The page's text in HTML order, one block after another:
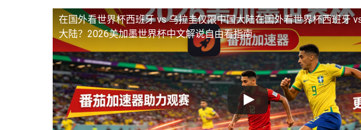
在国外看世界杯西班牙 vs 乌拉圭仅限中国大陆在国外看世界杯西班牙
大陆？2026美加墨世界杯中文解说自由看指南